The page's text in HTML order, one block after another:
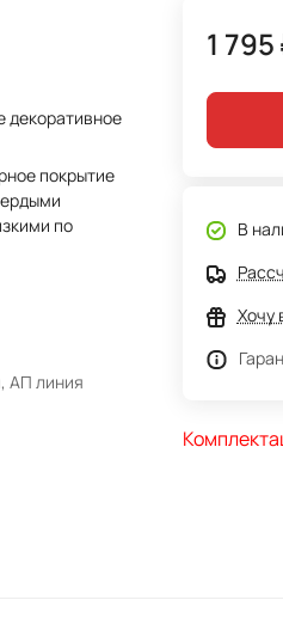
декоративное
покрытие
по
АП линия
1 795
В
Хочу